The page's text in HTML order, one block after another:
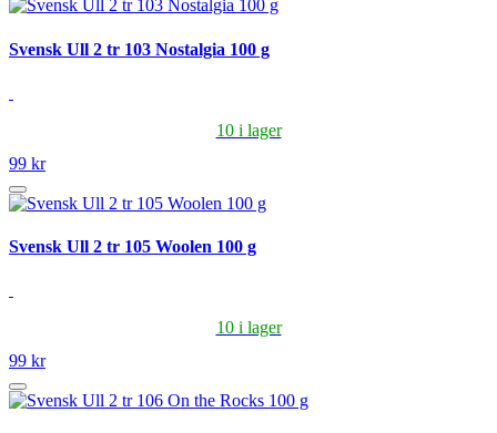
Svensk Ull 2 tr 103 Nostalgia 100 g
10 i lager
99 kr
Svensk Ull 2 tr 105 Woolen 100 g
10 i lager
99 kr